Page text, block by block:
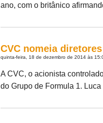
ano, com o britânico
CVC nomeia
quinta-feira, 18 de dezembro de 2014 às
A CVC, o acionista
do Grupo de Formula 1.